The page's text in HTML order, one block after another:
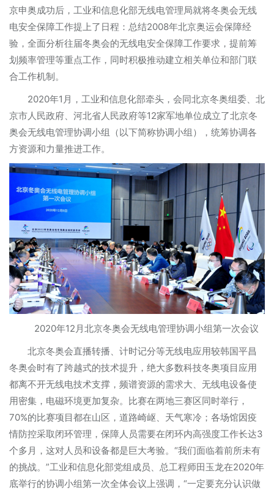
京申奥成功后，工业和信息化部无线电管理局就将冬奥会无线
电安全保障工作提上了日程：总结2008年北京奥运会保障经
验，全面分析往届冬奥会的无线电安全保障工作要求，提前筹
划频率管理等重点工作，同时积极推动建立相关单位和部门联
合工作机制。
2020年1月，工业和信息化部牵头，会同北京冬奥组委、北
京市人民政府、河北省人民政府等12家军地单位成立了北京冬
奥会无线电管理协调小组（以下简称协调小组），统筹协调各
方资源和力量推进工作。
2020年12月北京冬奥会无线电管理协调小组第一次会议
北京冬奥会直播转播、计时记分等无线电应用较韩国平昌
冬奥会时有了跨越式的技术提升，绝大多数科技冬奥项目应用
都离不开无线电技术支撑，频谱资源的需求大、无线电设备使
用密集，电磁环境更加复杂。比赛在两地三赛区同时举行，
70%的比赛项目都在山区，道路崎岖、天气寒冷；各场馆因疫
情防控采取闭环管理，保障人员需要在闭环内高强度工作长达3
个多月，这对人员和设备都是巨大考验。“我们面临着前所未有
的挑战。”工业和信息化部党组成员、总工程师田玉龙在2020年
底举行的协调小组第一次全体会议上强调，“一定要充分认识做